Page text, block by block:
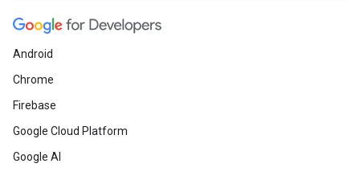
Android
Chrome
Firebase
Google Cloud Platform
Google AI